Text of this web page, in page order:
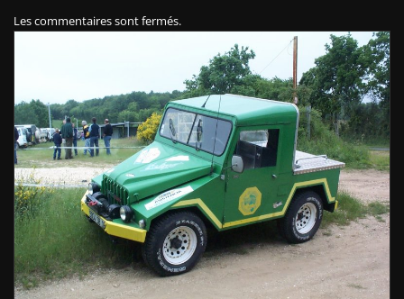
Les commentaires sont fermés.